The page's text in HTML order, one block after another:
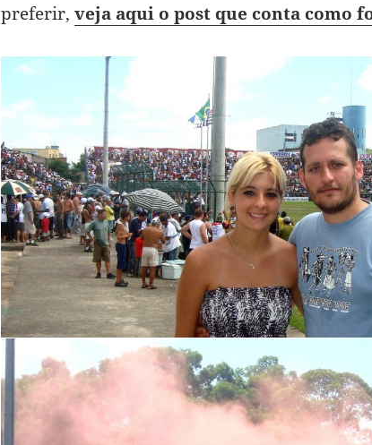
preferir, veja aqui o post que conta como